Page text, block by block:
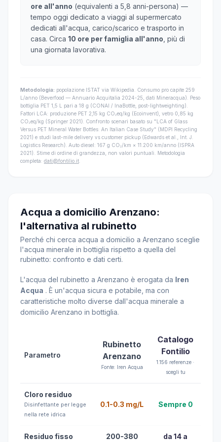
ore all'anno (equivalenti a 5,8 anni-persona) —
tempo oggi dedicato a viaggi al supermercato
dedicati all'acqua, carico/scarico e trasporto in
casa. Circa 10 ore per famiglia all'anno , più di
una giornata lavorativa.
Metodologia: popolazione ISTAT via Wikipedia. Consumo pro capite 259
L/anno (Beverfood — Annuario Acquitalia 2024-25, dati Mineracqua). Peso
bottiglia PET 1,5 L pari a 18 g (CONAI / InaBottle, post-lightweighting).
Fattori LCA: produzione PET 2,15 kg CO₂eq/kg (Ecoinvent), vetro 0,85 kg
CO₂eq/kg (Springer 2021). Confronto scenari basato su "LCA of Glass
Versus PET Mineral Water Bottles: An Italian Case Study" (MDPI Recycling
2021) e studi last-mile delivery vs customer pickup (Edwards et al., Int. J.
Logistics Research). Auto diesel: 167 g CO₂/km × 11.200 km/anno (ISPRA
2021). Stime di ordine di grandezza, non valori puntuali. Metodologia
completa: dati@fontilio.it
Acqua a domicilio Arenzano:
l'alternativa al rubinetto
Perché chi cerca acqua a domicilio a Arenzano sceglie
l'acqua minerale in bottiglia rispetto a quella del
rubinetto: confronto e dati certi.
L'acqua del rubinetto a Arenzano è erogata da Iren
Acqua . È un'acqua sicura e potabile, ma con
caratteristiche molto diverse dall'acqua minerale a
domicilio Arenzano in bottiglia.
Parametro
Rubinetto
Arenzano
Fonte: Iren Acqua
Catalogo
Fontilio
1.156 referenze ·
scegli tu
Cloro residuo
Disinfettante per legge
nella rete idrica
0.1-0.3 mg/L Sempre 0
Residuo fisso 200-380 da 14 a